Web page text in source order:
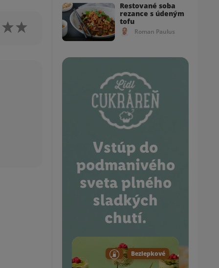
Restované soba
rezance s údeným
tofu
Roman Paulus
Vstúp do
podmanivého
sveta plného
sladkých
chutí.
Bezlepkové